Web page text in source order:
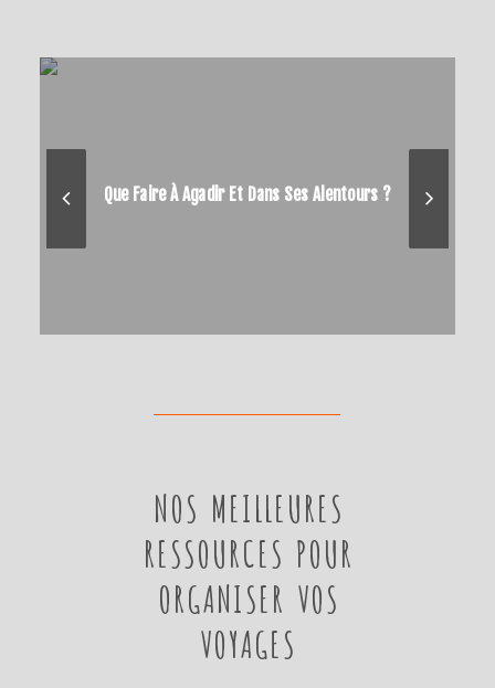
Que Faire À Agadir Et Dans Ses Alentours ?
NOS MEILLEURES
RESSOURCES POUR
ORGANISER VOS
VOYAGES